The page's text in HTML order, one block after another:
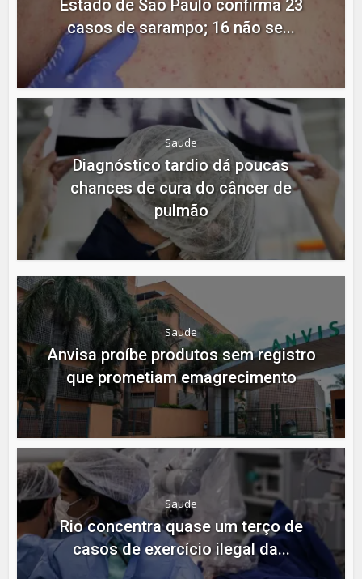
Estado de São Paulo confirma 23
casos de sarampo; 16 não se...
Saude
Diagnóstico tardio dá poucas
chances de cura do câncer de
pulmão
Saude
Anvisa proíbe produtos sem registro
que prometiam emagrecimento
Saude
Rio concentra quase um terço de
casos de exercício ilegal da...